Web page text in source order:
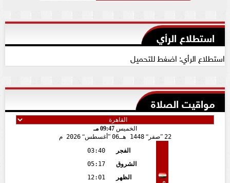
استطلاع الرأي
استطلاع الرأي: اضغط للتحميل
مواقيت الصلاة
الخميس09:47 مـ
22
صفر 1448 هـ 06 أغسطس 2026 م
الفجر
03:40
الشروق
05:17
الظهر
12:01